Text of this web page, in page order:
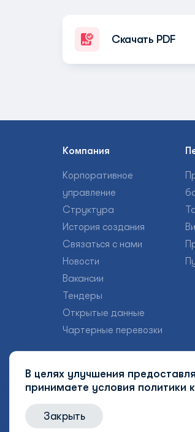
В целях улучшения
принимаете условия политики
Закрыть
Скачать PDF
Компания
Корпоративное
управление
Структура
История создания
Связаться с нами
Новости
Вакансии
Тендеры
Открытые данные
Чартерные перевозки